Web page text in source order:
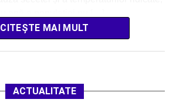
CITEȘTE MAI MULT
ACTUALITATE